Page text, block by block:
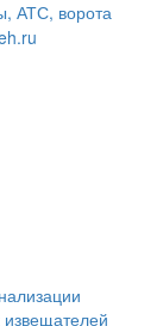
АТС, ворота